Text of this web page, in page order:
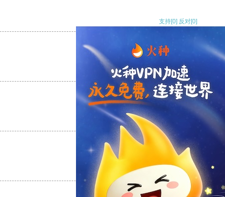
支持[0] 反对[0]
支持[0] 反对
支持
反对 [0]